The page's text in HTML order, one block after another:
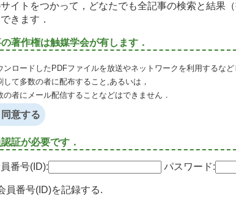
イトをつかって，どなたでも全記事の検索と結果
きます．
著作権は触媒学会が有します．
ンロードしたPDFファイルを放送やネットワークを利用するな
して多数の者に配布すること,あるいは，
の者にメール配信することなどはできません．
同意する
証が必要です．
番号(ID): パスワード:
員番号(ID)を記録する.